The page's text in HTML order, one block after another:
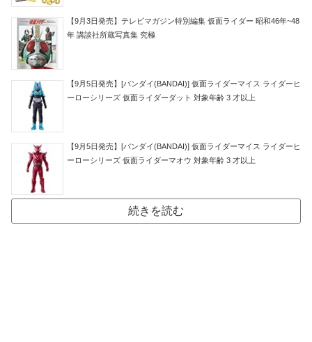
【9月3日発売】テレビマガジン特別編集 仮面ライダー 昭和46年~48
年 講談社所蔵写真集 究極
【9月5日発売】[バンダイ(BANDAI)] 仮面ライダーマイス ライダーヒ
ーローシリーズ 仮面ライダーダット 対象年齢 3 才以上
【9月5日発売】[バンダイ(BANDAI)] 仮面ライダーマイス ライダーヒ
ーローシリーズ 仮面ライダーマオウ 対象年齢 3 才以上
続きを読む